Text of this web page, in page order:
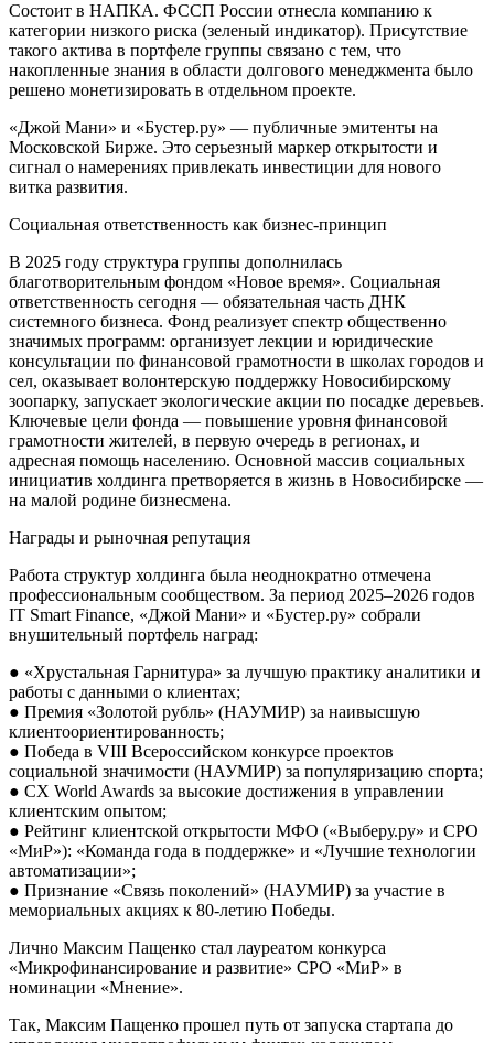
Состоит в НАПКА. ФССП России отнесла компанию к
категории низкого риска (зеленый индикатор). Присутствие
такого актива в портфеле группы связано с тем, что
накопленные знания в области долгового менеджмента было
решено монетизировать в отдельном проекте.
«Джой Мани» и «Бустер.ру» — публичные эмитенты на
Московской Бирже. Это серьезный маркер открытости и
сигнал о намерениях привлекать инвестиции для нового
витка развития.
Социальная ответственность как бизнес-принцип
В 2025 году структура группы дополнилась
благотворительным фондом «Новое время». Социальная
ответственность сегодня — обязательная часть ДНК
системного бизнеса. Фонд реализует спектр общественно
значимых программ: организует лекции и юридические
консультации по финансовой грамотности в школах городов и
сел, оказывает волонтерскую поддержку Новосибирскому
зоопарку, запускает экологические акции по посадке деревьев.
Ключевые цели фонда — повышение уровня финансовой
грамотности жителей, в первую очередь в регионах, и
адресная помощь населению. Основной массив социальных
инициатив холдинга претворяется в жизнь в Новосибирске —
на малой родине бизнесмена.
Награды и рыночная репутация
Работа структур холдинга была неоднократно отмечена
профессиональным сообществом. За период 2025–2026 годов
IT Smart Finance, «Джой Мани» и «Бустер.ру» собрали
внушительный портфель наград:
● «Хрустальная Гарнитура» за лучшую практику аналитики и
работы с данными о клиентах;
● Премия «Золотой рубль» (НАУМИР) за наивысшую
клиентоориентированность;
● Победа в VIII Всероссийском конкурсе проектов
социальной значимости (НАУМИР) за популяризацию спорта;
● CX World Awards за высокие достижения в управлении
клиентским опытом;
● Рейтинг клиентской открытости МФО («Выберу.ру» и СРО
«МиР»): «Команда года в поддержке» и «Лучшие технологии
автоматизации»;
● Признание «Связь поколений» (НАУМИР) за участие в
мемориальных акциях к 80-летию Победы.
Лично Максим Пащенко стал лауреатом конкурса
«Микрофинансирование и развитие» СРО «МиР» в
номинации «Мнение».
Так, Максим Пащенко прошел путь от запуска стартапа до